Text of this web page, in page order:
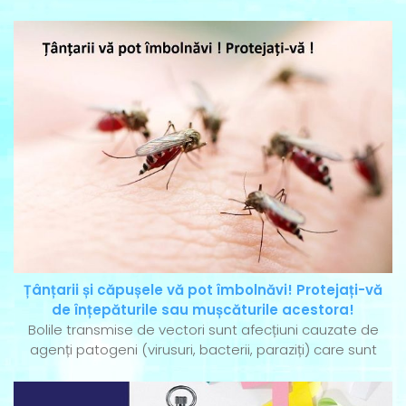
Țânțarii și căpușele vă pot îmbolnăvi! Protejați-vă
de înțepăturile sau mușcăturile acestora!
Bolile transmise de vectori sunt afecțiuni cauzate de
agenți patogeni (virusuri, bacterii, paraziți) care sunt